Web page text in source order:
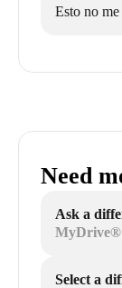
Esto no
Need
Ask a
MyDrive®
Select a